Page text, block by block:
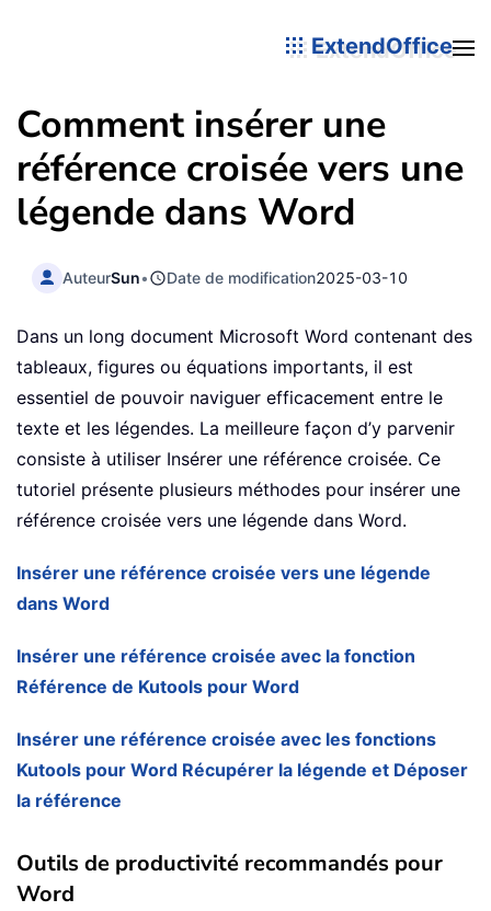
ExtendOffice
Comment insérer une
référence croisée vers une
légende dans Word
AuteurSun• Date de modification2025-03-10
Dans un long document Microsoft Word contenant des
tableaux, figures ou équations importants, il est
essentiel de pouvoir naviguer efficacement entre le
texte et les légendes. La meilleure façon d’y parvenir
consiste à utiliser Insérer une référence croisée. Ce
tutoriel présente plusieurs méthodes pour insérer une
référence croisée vers une légende dans Word.
Insérer une référence croisée vers une légende
dans Word
Insérer une référence croisée avec la fonction
Référence de Kutools pour Word
Insérer une référence croisée avec les fonctions
Kutools pour Word Récupérer la légende et Déposer
la référence
Outils de productivité recommandés pour
Word